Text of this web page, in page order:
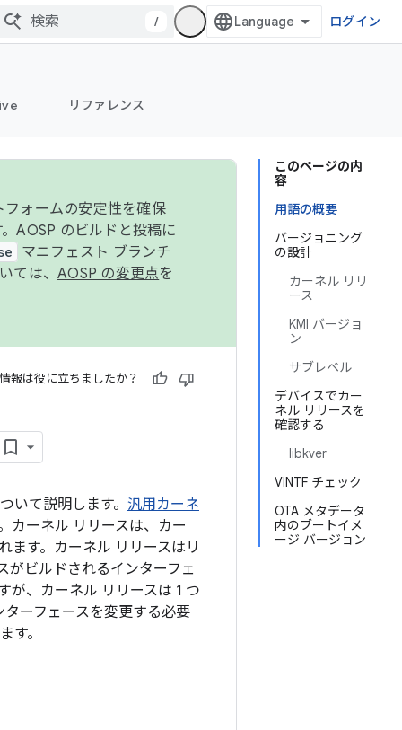
/ ログイン
リファレンス
このページの内
容
用語の概要
バージョニング
の設計
カーネル リリ
ース
KMI バージョ
ン
サブレベル
デバイスでカー
ネル リリースを
確認する
libkver
VINTF チェック
OTA メタデータ
内のブートイメ
ージ バージョン
ォームの安定性を確保
AOSP のビルドと投稿に
マニフェスト ブランチ
ては、 AOSP の変更点を
報は役に立ちましたか？
いて説明します。 汎用カーネ
カーネル リリースは、カー
ます。カーネル リリースはリ
がビルドされるインターフェ
が、カーネル リリースは 1 つ
ーフェースを変更する必要
す。